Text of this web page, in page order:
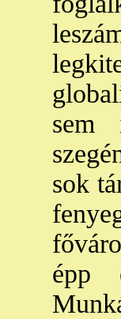
sem
sok
épp